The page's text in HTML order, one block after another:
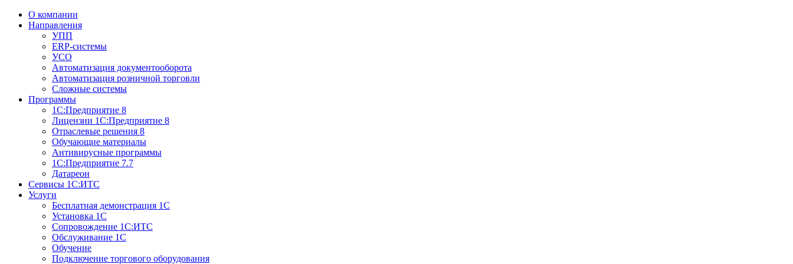
О компании
Направления
УПП
ERP-системы
УСО
Автоматизация документооборота
Автоматизация розничной торговли
Сложные системы
Программы
1С:Предприятие 8
Лицензии 1С:Предприятие 8
Отраслевые решения 8
Обучающие материалы
Антивирусные программы
1С:Предприятие 7.7
Датареон
Сервисы 1С:ИТС
Услуги
Бесплатная демонстрация 1С
Установка 1С
Сопровождение 1С:ИТС
Обслуживание 1С
Обучение
Подключение торгового оборудования